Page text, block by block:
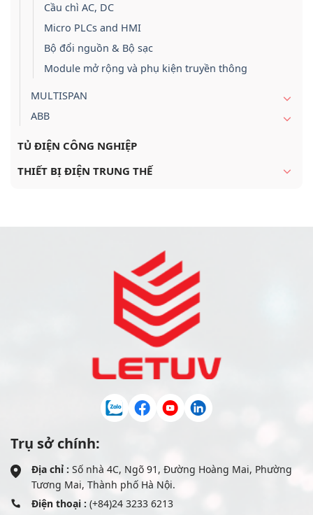
Cầu chì AC, DC
Micro PLCs and HMI
Bộ đổi nguồn & Bộ sạc
Module mở rộng và phụ kiện truyền thông
MULTISPAN
ABB
TỦ ĐIỆN CÔNG NGHIỆP
THIẾT BỊ ĐIỆN TRUNG THẾ
Trụ sở chính:
Địa chỉ : Số nhà 4C, Ngõ 91, Đường Hoàng Mai, Phường
Tương Mai, Thành phố Hà Nội.
Điện thoại : (+84)24 3233 6213